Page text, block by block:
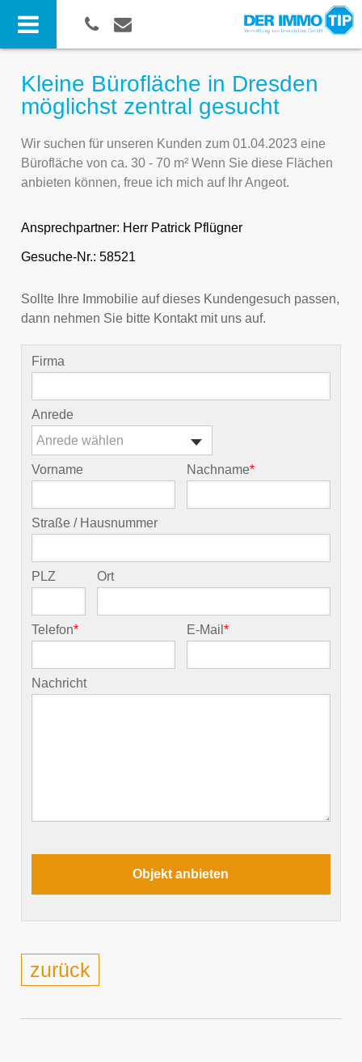
Kleine Bürofläche in Dresden
möglichst zentral gesucht
Wir suchen für unseren Kunden zum 01.04.2023 eine
Bürofläche von ca. 30 - 70 m² Wenn Sie diese Flächen
anbieten können, freue ich mich auf Ihr Angeot.
Ansprechpartner: Herr Patrick Pflügner
Gesuche-Nr.: 58521
Sollte Ihre Immobilie auf dieses Kundengesuch passen,
dann nehmen Sie bitte Kontakt mit uns auf.
Firma
Anrede
Anrede wählen
Vorname Nachname*
Straße / Hausnummer
PLZ Ort
Telefon* E-Mail*
Nachricht
zurück